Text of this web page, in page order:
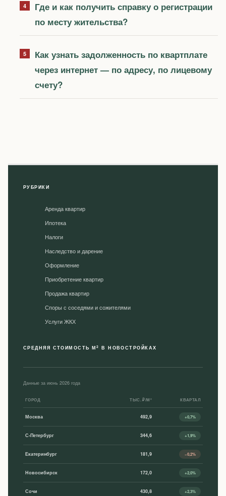
Где и как получить справку о регистрации
по месту жительства?
Как узнать задолженность по квартплате
через интернет — по адресу, по лицевому
счету?
РУБРИКИ
Аренда квартир
Ипотека
Налоги
Наследство и дарение
Оформление
Приобретение квартир
Продажа квартир
Споры с соседями и сожителями
Уcлуги ЖКХ
СРЕДНЯЯ СТОИМОСТЬ М2 В НОВОСТРОЙКАХ
Данные за июнь 2026 года
ГОРОД ТЫС. ₽/М² КВАРТАЛ
Москва 492,9 +0,7%
С-Петербург 344,6 +1,9%
Екатеринбург 181,9 −0,2%
Новосибирск 172,0 +2,0%
Сочи 430,8 +2,3%